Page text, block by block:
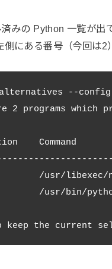
みの Python 一覧が出
側にある番号（今回は2
--config
2 programs which
/usr/libexec/